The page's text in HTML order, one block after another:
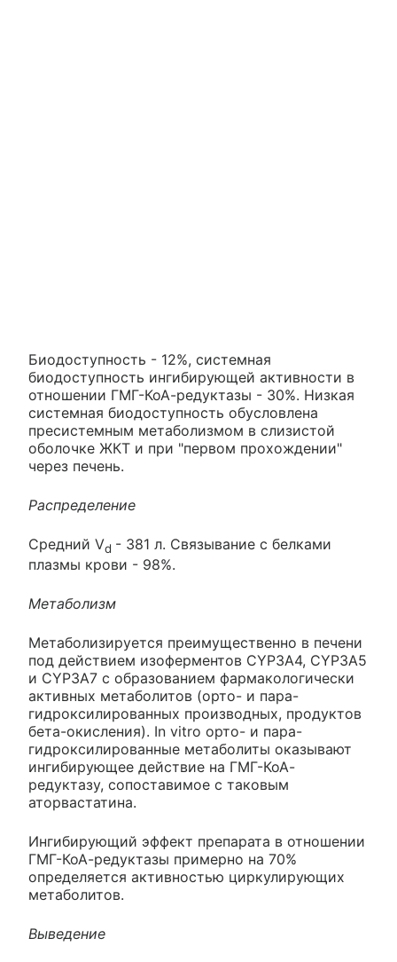
Биодоступность - 12%, системная
биодоступность ингибирующей активности в
отношении ГМГ-КоА-редуктазы - 30%. Низкая
системная биодоступность обусловлена
пресистемным метаболизмом в слизистой
оболочке ЖКТ и при "первом прохождении"
через печень.
Распределение
Средний Vd - 381 л. Связывание с белками
плазмы крови - 98%.
Метаболизм
Метаболизируется преимущественно в печени
под действием изоферментов CYP3A4, CYP3A5
и CYP3A7 с образованием фармакологически
активных метаболитов (орто- и пара-
гидроксилированных производных, продуктов
бета-окисления). In vitro орто- и пара-
гидроксилированные метаболиты оказывают
ингибирующее действие на ГМГ-КоА-
редуктазу, сопоставимое с таковым
аторвастатина.
Ингибирующий эффект препарата в отношении
ГМГ-КоА-редуктазы примерно на 70%
определяется активностью циркулирующих
метаболитов.
Выведение